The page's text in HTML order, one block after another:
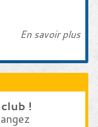
En savoir plus
!